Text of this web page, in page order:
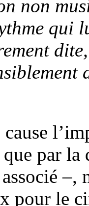
non
qui
cause
par la
–,
pour le